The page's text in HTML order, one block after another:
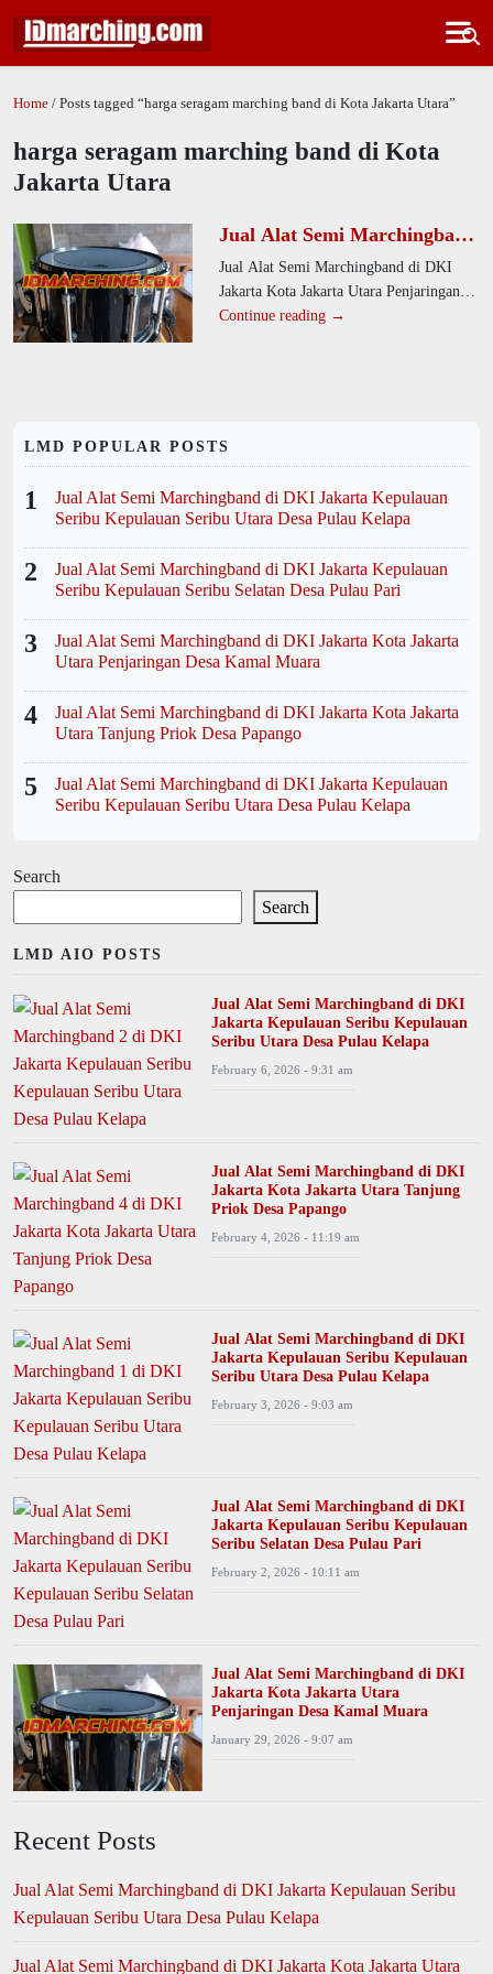
Home / Posts tagged “harga seragam marching band di Kota Jakarta Utara”
harga seragam marching band di Kota
Jakarta Utara
Jual Alat Semi Marchingband
di DKI Jakarta Kota Jakarta
Utara Penjaringan Desa
Kamal Muara
Jual Alat Semi Marchingband di DKI
Jakarta Kota Jakarta Utara Penjaringan
Desa Kamal Muara. Kami menyediakan
Continue reading →
LMD POPULAR POSTS
1
Jual Alat Semi Marchingband di DKI Jakarta Kepulauan
Seribu Kepulauan Seribu Utara Desa Pulau Kelapa
2
Jual Alat Semi Marchingband di DKI Jakarta Kepulauan
Seribu Kepulauan Seribu Selatan Desa Pulau Pari
3
Jual Alat Semi Marchingband di DKI Jakarta Kota Jakarta
Utara Penjaringan Desa Kamal Muara
4
Jual Alat Semi Marchingband di DKI Jakarta Kota Jakarta
Utara Tanjung Priok Desa Papango
5
Jual Alat Semi Marchingband di DKI Jakarta Kepulauan
Seribu Kepulauan Seribu Utara Desa Pulau Kelapa
Search
Search
LMD AIO POSTS
Jual Alat Semi Marchingband di DKI
Jakarta Kepulauan Seribu Kepulauan
Seribu Utara Desa Pulau Kelapa
February 6, 2026 - 9:31 am
Jual Alat Semi Marchingband di DKI
Jakarta Kota Jakarta Utara Tanjung
Priok Desa Papango
February 4, 2026 - 11:19 am
Jual Alat Semi Marchingband di DKI
Jakarta Kepulauan Seribu Kepulauan
Seribu Utara Desa Pulau Kelapa
February 3, 2026 - 9:03 am
Jual Alat Semi Marchingband di DKI
Jakarta Kepulauan Seribu Kepulauan
Seribu Selatan Desa Pulau Pari
February 2, 2026 - 10:11 am
Jual Alat Semi Marchingband di DKI
Jakarta Kota Jakarta Utara
Penjaringan Desa Kamal Muara
January 29, 2026 - 9:07 am
Recent Posts
Jual Alat Semi Marchingband di DKI Jakarta Kepulauan Seribu
Kepulauan Seribu Utara Desa Pulau Kelapa
Jual Alat Semi Marchingband di DKI Jakarta Kota Jakarta Utara